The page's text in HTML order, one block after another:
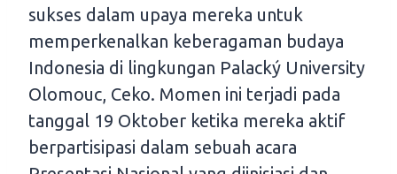
sukses dalam upaya mereka untuk
memperkenalkan keberagaman budaya
Indonesia di lingkungan Palacký University
Olomouc, Ceko. Momen ini terjadi pada
tanggal 19 Oktober ketika mereka aktif
berpartisipasi dalam sebuah acara